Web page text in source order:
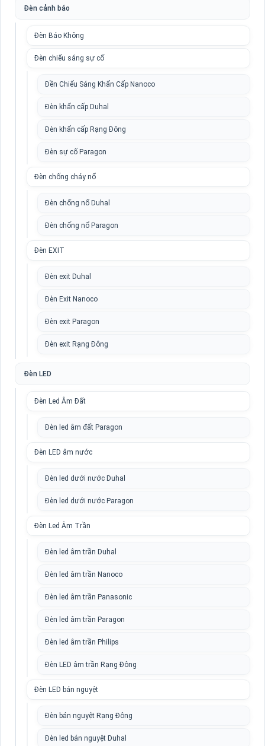
Đèn cảnh báo
Đèn Báo Không
Đèn chiếu sáng sự cố
Đền Chiếu Sáng Khẩn Cấp Nanoco
Đèn khẩn cấp Duhal
Đèn khẩn cấp Rạng Đông
Đèn sự cố Paragon
Đèn chống cháy nổ
Đèn chống nổ Duhal
Đèn chống nổ Paragon
Đèn EXIT
Đèn exit Duhal
Đèn Exit Nanoco
Đèn exit Paragon
Đèn exit Rạng Đông
Đèn LED
Đèn Led Âm Đất
Đèn led âm đất Paragon
Đèn LED âm nước
Đèn led dưới nước Duhal
Đèn led dưới nước Paragon
Đèn Led Âm Trần
Đèn led âm trần Duhal
Đèn led âm trần Nanoco
Đèn led âm trần Panasonic
Đèn led âm trần Paragon
Đèn led âm trần Philips
Đèn LED âm trần Rạng Đông
Đèn LED bán nguyệt
Đèn bán nguyệt Rạng Đông
Đèn led bán nguyệt Duhal